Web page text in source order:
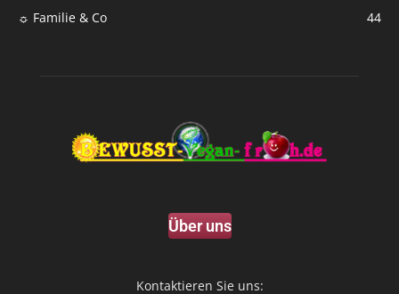
☼ Familie & Co
44
Über uns
Kontaktieren Sie uns: